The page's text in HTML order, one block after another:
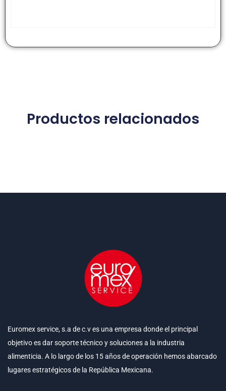
Productos relacionados
Euromex service, s.a de c.v es una empresa donde el principal
objetivo es dar soporte técnico y soluciones a la industria
alimenticia. A lo largo de los 15 años de operación hemos abarcado
lugares estratégicos de la República Mexicana.